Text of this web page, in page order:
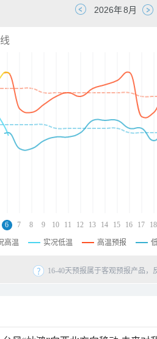
6 7 8 9 10 11 12 13 14 15 16 17 18
高温 实况低温 高温预报
16-40天预报属于客观预报产品